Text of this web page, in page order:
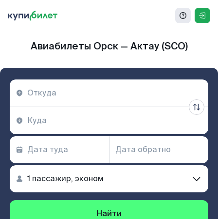
Авиабилеты Орск — Актау (SCO)
Найти